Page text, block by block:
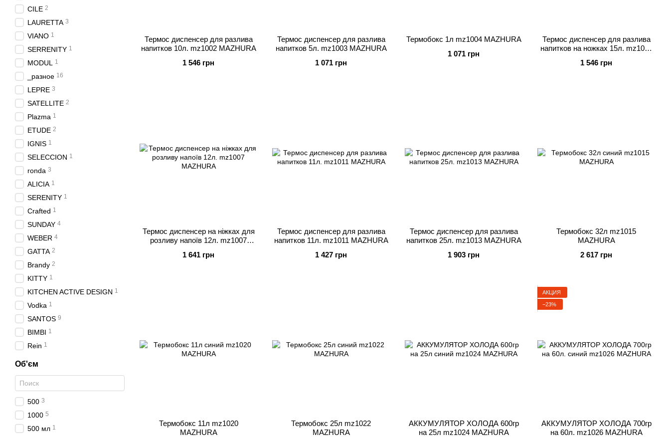
Термос диспенсер для разлива
напитков 10л. mz1002 MAZHURA
1 546 грн
Термос диспенсер для разлива
напитков 5л. mz1003 MAZHURA
1 071 грн
Термобокс 1л mz1004 MAZHURA
1 071 грн
Термос диспенсер для разлива
напитков на ножках 15л. mz1006
1 546 грн
Термос диспенсер на ніжках для
розливу напоїв 12л. mz1007
1 641 грн
Термос диспенсер для разлива
напитков 11л. mz1011 MAZHURA
1 427 грн
Термос диспенсер для разлива
напитков 25л. mz1013 MAZHURA
1 903 грн
Термобокс 32л mz1015
MAZHURA
2 617 грн
Термобокс 11л mz1020
MAZHURA
Термобокс 25л mz1022
MAZHURA
АККУМУЛЯТОР ХОЛОДА 600гр
на 25л mz1024 MAZHURA
АКЦИЯ
−23%
АККУМУЛЯТОР ХОЛОДА 700гр
на 60л. mz1026 MAZHURA
CILE 2
LAURETTA 3
VIANO 1
SERRENITY 1
MODUL 1
_разное 16
LEPRE 3
SATELLITE 2
Plazma 1
ETUDE 2
IGNIS 1
SELECCION 1
ronda 3
ALICIA 1
SERENITY 1
Crafted 1
SUNDAY 4
WEBER 4
GATTA 2
Brandy 2
KITTY 1
KITCHEN ACTIVE DESIGN 1
Vodka 1
SANTOS 9
BIMBI 1
Rein 1
Об'єм
500 3
1000 5
500 мл 1